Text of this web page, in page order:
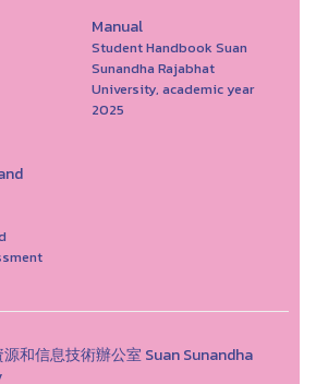
Manual
Student Handbook Suan
Sunandha Rajabhat
University, academic year
2025
和信息技術辦公室 Suan Sunandha